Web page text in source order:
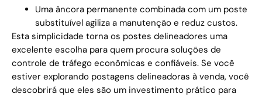
Uma âncora permanente combinada com um poste
substituível agiliza a manutenção e reduz custos.
Esta simplicidade torna os postes delineadores uma
excelente escolha para quem procura soluções de
controle de tráfego econômicas e confiáveis. Se você
estiver explorando postagens delineadoras à venda, você
descobrirá que eles são um investimento prático para